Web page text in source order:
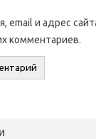
email и адрес
комментариев.